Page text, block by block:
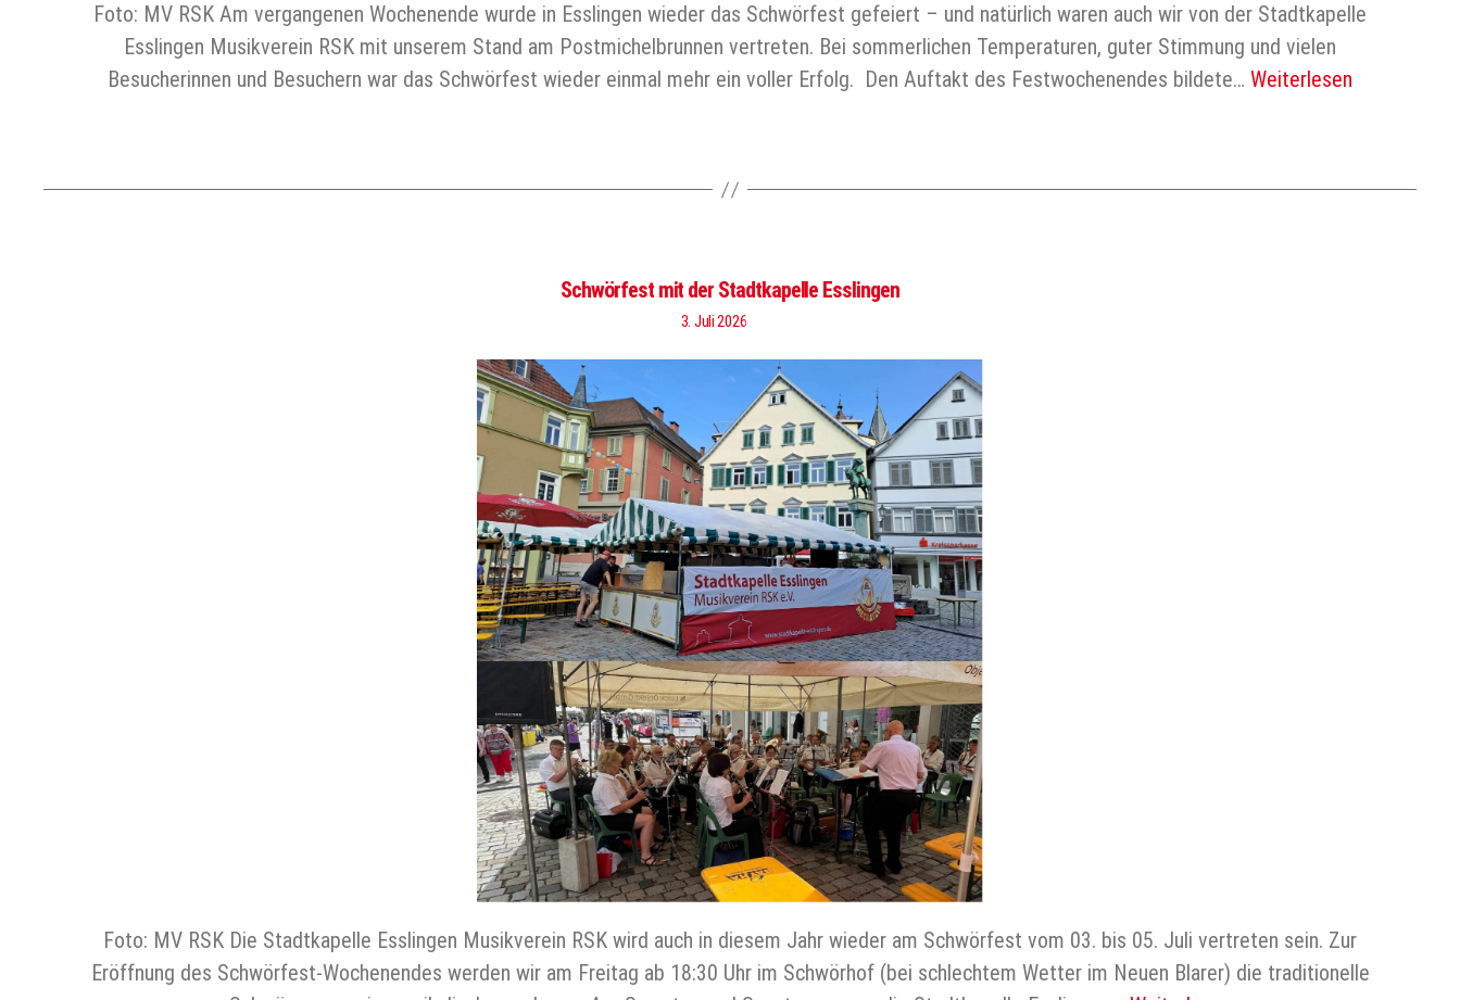
Foto: MV RSK Am vergangenen Wochenende wurde in Esslingen wieder das Schwörfest gefeiert – und natürlich waren auch wir von der Stadtkapelle
Esslingen Musikverein RSK mit unserem Stand am Postmichelbrunnen vertreten. Bei sommerlichen Temperaturen, guter Stimmung und vielen
Besucherinnen und Besuchern war das Schwörfest wieder einmal mehr ein voller Erfolg. Den Auftakt des Festwochenendes bildete… Weiterlesen
Schwörfest mit der Stadtkapelle Esslingen
3. Juli 2026
Foto: MV RSK Die Stadtkapelle Esslingen Musikverein RSK wird auch in diesem Jahr wieder am Schwörfest vom 03. bis 05. Juli vertreten sein. Zur
Eröffnung des Schwörfest-Wochenendes werden wir am Freitag ab 18:30 Uhr im Schwörhof (bei schlechtem Wetter im Neuen Blarer) die traditionelle